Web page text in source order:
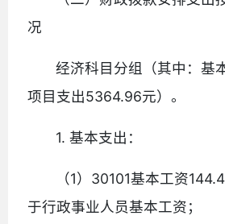
况
经济科目分组（其中：基
项目支出5364.96元）。
1. 基本支出：
（1）30101基本工资
于行政事业人员基本工资；